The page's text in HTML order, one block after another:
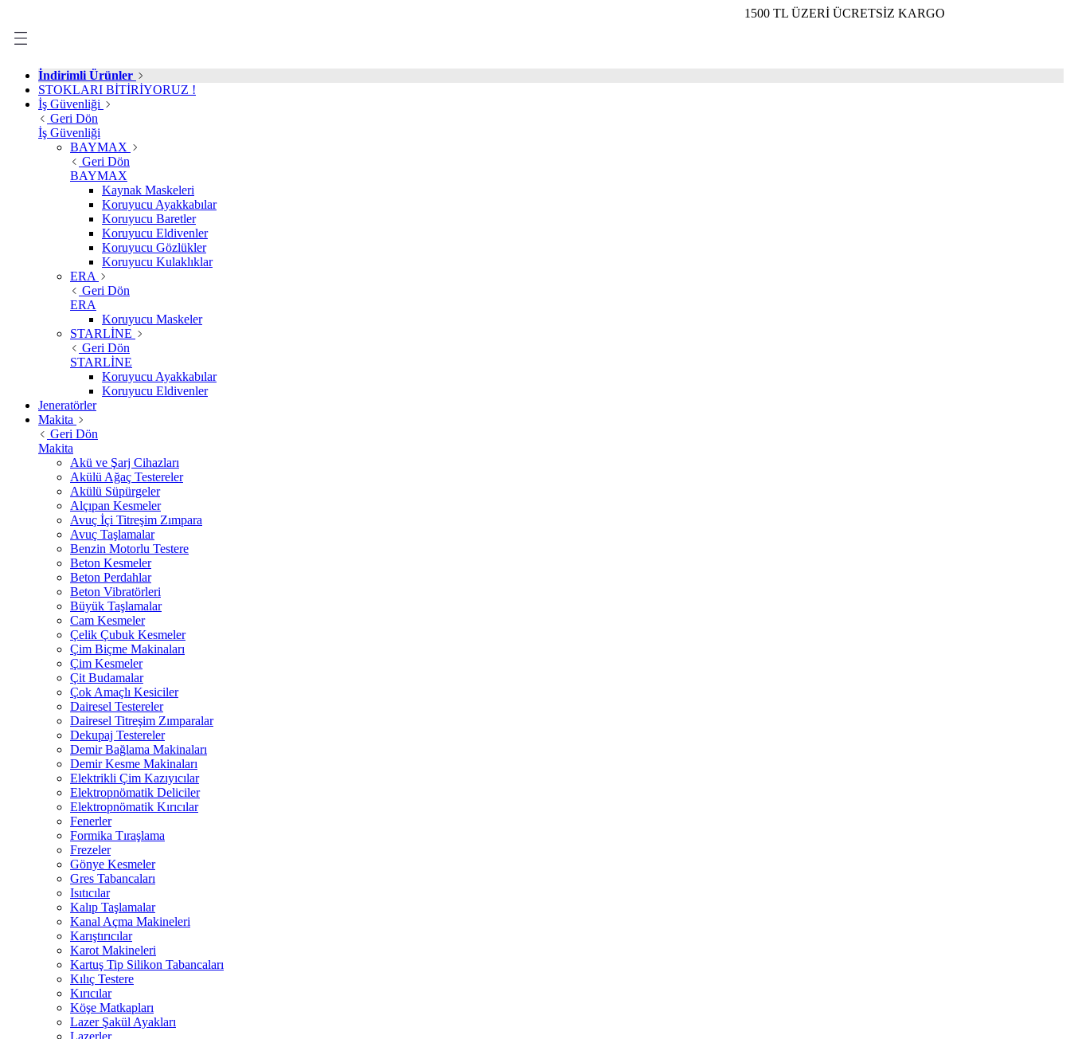
1500 TL ÜZERİ ÜCRETSİZ KARGO
İndirimli Ürünler
STOKLARI BİTİRİYORUZ !
İş Güvenliği
Geri Dön
İş Güvenliği
BAYMAX
Geri Dön
BAYMAX
Kaynak Maskeleri
Koruyucu Ayakkabılar
Koruyucu Baretler
Koruyucu Eldivenler
Koruyucu Gözlükler
Koruyucu Kulaklıklar
ERA
Geri Dön
ERA
Koruyucu Maskeler
STARLİNE
Geri Dön
STARLİNE
Koruyucu Ayakkabılar
Koruyucu Eldivenler
Jeneratörler
Makita
Geri Dön
Makita
Akü ve Şarj Cihazları
Akülü Ağaç Testereler
Akülü Süpürgeler
Alçıpan Kesmeler
Avuç İçi Titreşim Zımpara
Avuç Taşlamalar
Benzin Motorlu Testere
Beton Kesmeler
Beton Perdahlar
Beton Vibratörleri
Büyük Taşlamalar
Cam Kesmeler
Çelik Çubuk Kesmeler
Çim Biçme Makinaları
Çim Kesmeler
Çit Budamalar
Çok Amaçlı Kesiciler
Dairesel Testereler
Dairesel Titreşim Zımparalar
Dekupaj Testereler
Demir Bağlama Makinaları
Demir Kesme Makinaları
Elektrikli Çim Kazıyıcılar
Elektropnömatik Deliciler
Elektropnömatik Kırıcılar
Fenerler
Formika Tıraşlama
Frezeler
Gönye Kesmeler
Gres Tabancaları
Isıtıcılar
Kalıp Taşlamalar
Kanal Açma Makineleri
Karıştırıcılar
Karot Makineleri
Kartuş Tip Silikon Tabancaları
Kılıç Testere
Kırıcılar
Köşe Matkapları
Lazer Şakül Ayakları
Lazerler